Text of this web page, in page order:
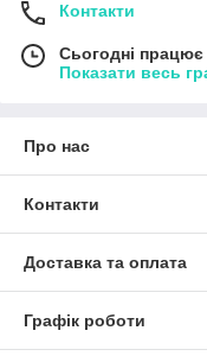
Контакти
Сьогодні
Показати весь
Про нас
Контакти
Доставка та оплата
Графік роботи